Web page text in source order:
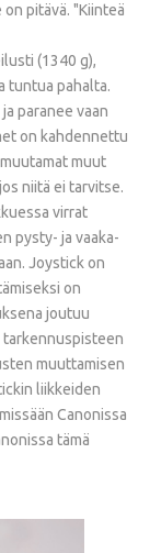
pitävä. "Kiinteä
(1340 g),
tuntua pahalta.
paranee vaan
on kahdennettu
muut
niitä ei tarvitse.
virrat
pysty- ja vaaka-
Joystick on
on
joutuu
tarkennuspisteen
muuttamisen
liikkeiden
Canonissa
tämä